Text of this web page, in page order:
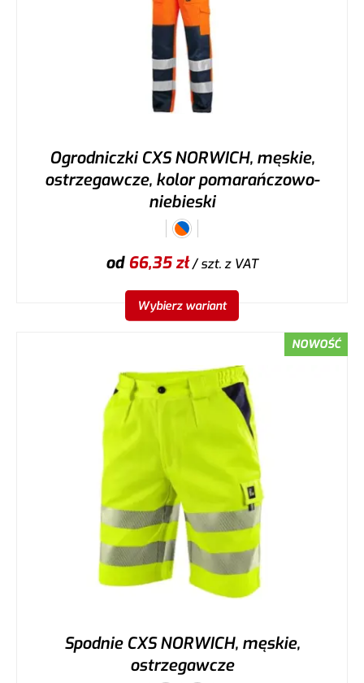
Ogrodniczki CXS NORWICH, męskie,
ostrzegawcze, kolor pomarańczowo-
niebieski
od66,35zł/ szt.z VAT
Wybierz wariant
NOWOŚĆ
Spodnie CXS NORWICH, męskie,
ostrzegawcze